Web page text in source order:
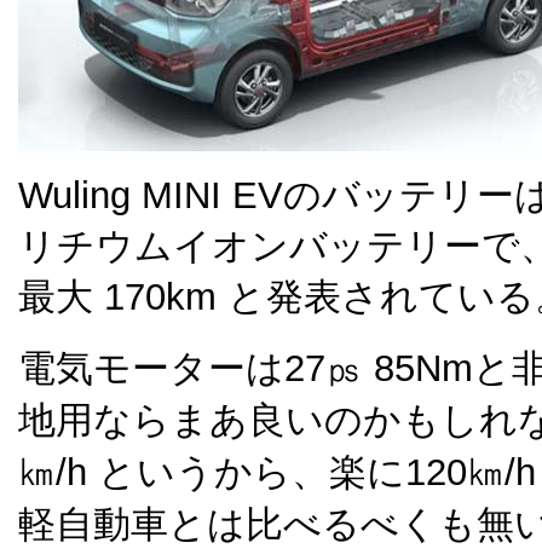
Wuling MINI EVのバッテリー
リチウムイオンバッテリーで
最大 170km と発表されてい
電気モーターは27㎰ 85Nmと
地用ならまあ良いのかもしれ
㎞/h というから、楽に120㎞/
軽自動車とは比べるべくも無